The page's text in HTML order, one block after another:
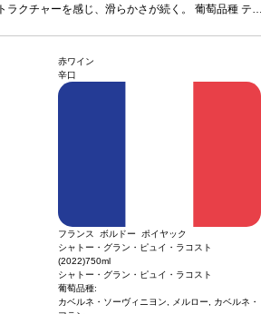
ラクチャーを感じ、滑らかさが続く。 葡萄品種 テ
赤ワイン
辛口
フランス ボルドー ポイヤック
シャトー・グラン・ピュイ・ラコスト
(2022)750ml
シャトー・グラン・ピュイ・ラコスト
葡萄品種:
カベルネ・ソーヴィニヨン, メルロー, カベルネ・